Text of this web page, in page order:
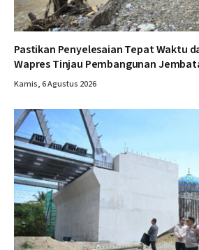
Pastikan Penyelesaian Tepat Waktu
Wapres Tinjau Pembangunan
Kamis, 6 Agustus 2026